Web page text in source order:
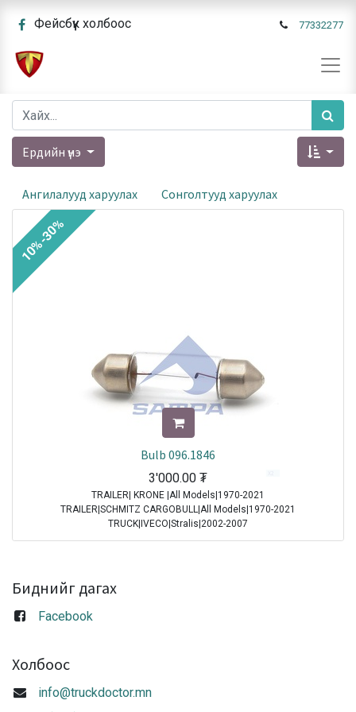
Фейсбүүк холбоос 77332277
Ердийн үнэ
Ангилалууд харуулах Сонголтууд харуулах
Bulb 096.1846
3'000.00 ₮
TRAILER| KRONE |All Models|1970-2021
TRAILER|SCHMITZ CARGOBULL|All Models|1970-2021
TRUCK|IVECO|Stralis|2002-2007
TRUCK|IVECO|Stralis|2007-2013
10%-30%
Биднийг дагах
Facebook
Холбоос
info@truckdoctor.mn